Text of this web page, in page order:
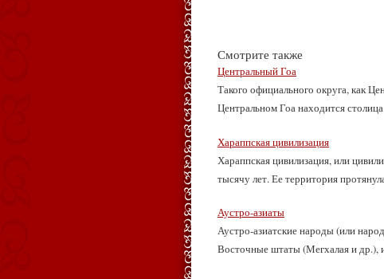
Смотрите также
Центральный Гоа
Такого официального округа, как
Центральном Гоа находится
Хараппская цивилизация
Хараппская цивилизация, или
тысячу лет. Ее территория
Аустро-азиаты
Аустро-азиатские народы (или
Восточные штаты (Мегхалая и др.),